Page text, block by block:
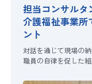
担当コンサルタ
介護福祉事業所
ント
対話を通じて現場の
職員の自律を促した